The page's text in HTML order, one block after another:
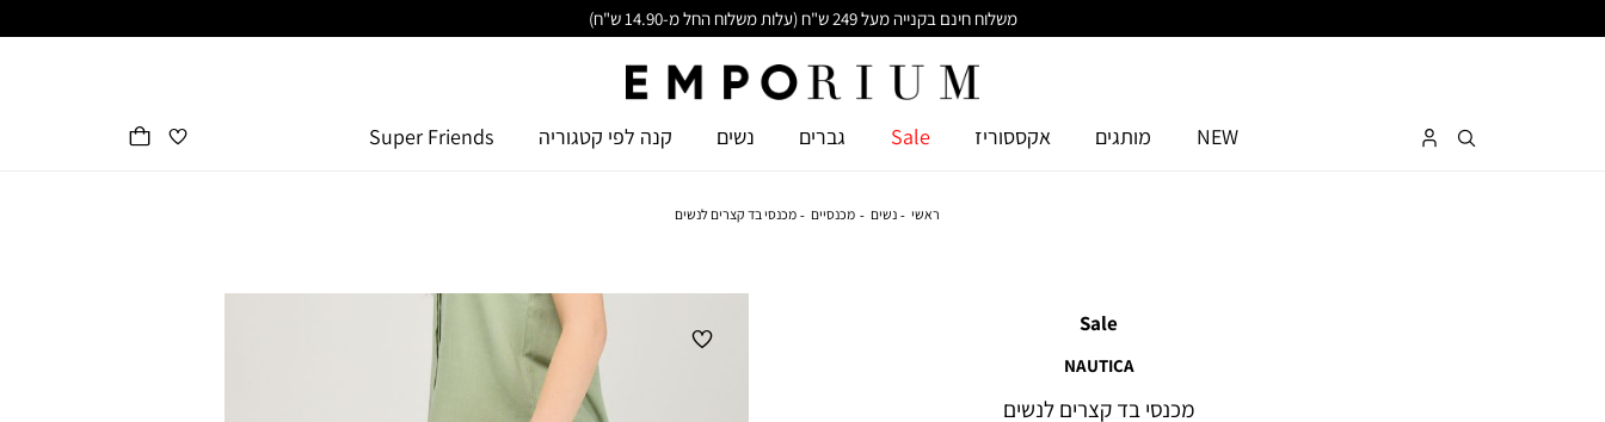
משלוח חינם בקנייה מעל 249 ש"ח (עלות משלוח החל מ-14.90 ש"ח)
NEW מותגים אקססוריז Sale גברים נשים קנה לפי קטגוריה Super Friends
ראשי נשים מכנסיים מכנסי בד קצרים לנשים
Sale
NAUTICA
מכנסי בד קצרים לנשים